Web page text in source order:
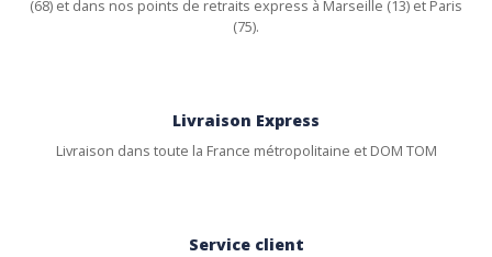
(68) et dans nos points de retraits express à Marseille (13) et Paris
(75).
Livraison Express
Livraison dans toute la France métropolitaine et DOM TOM
Service client